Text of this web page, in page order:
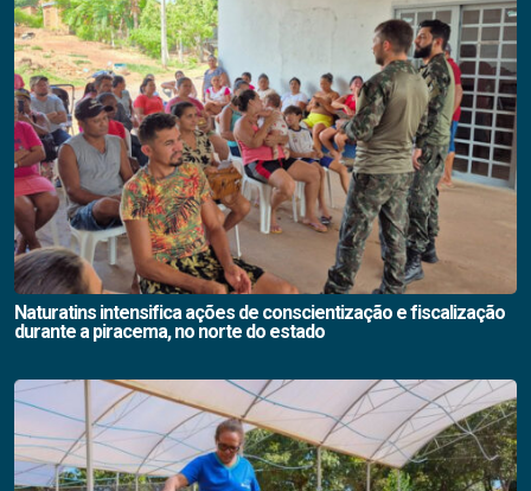
Naturatins intensifica ações de conscientização e fiscalização
durante a piracema, no norte do estado